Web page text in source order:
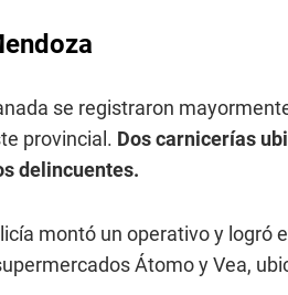
se registraron
provincial. Dos carnicerías
delincuentes.
montó un operativo y logró
Átomo y Vea,